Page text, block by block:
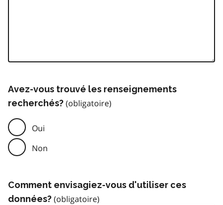
Avez-vous trouvé les renseignements
recherchés?
Oui
Non
Comment envisagiez-vous d'utiliser ces
données?